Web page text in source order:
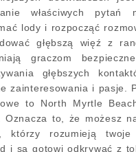
właściwych
lody i rozpocząć
głębszą więź z
graczom
głębszych
zainteresowania i pasje.
to North Myrtle
Oznacza to, że możesz
którzy rozumieją twoje
i są gotowi odkrywać z